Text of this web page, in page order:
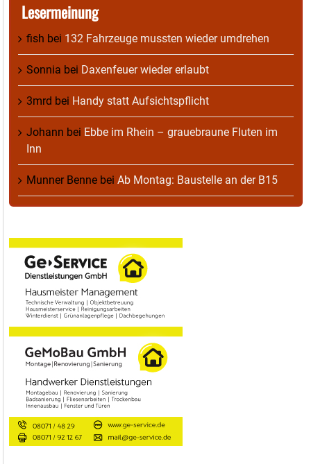
Lesermeinung
fish bei 132 Fahrzeuge mussten wieder umdrehen
Sonnia bei Daxenfeuer wieder erlaubt
3mrd bei Handy statt Aufsichtspflicht
Johann bei Ebbe im Rhein – grauebraune Fluten im
Inn
Munner Benne bei Ab Montag: Baustelle an der B15